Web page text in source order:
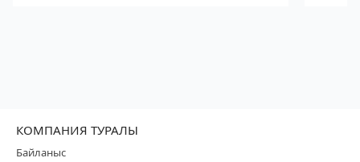
КОМПАНИЯ ТУРАЛЫ
Байланыс